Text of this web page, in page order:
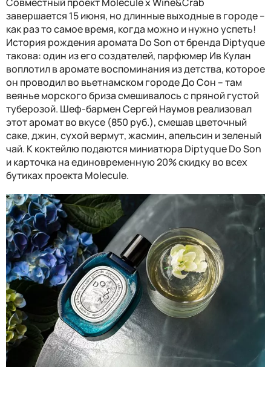
завершается 15 июня, но длинные выходные в городе –
как раз то самое время, когда можно и нужно успеть!
История рождения аромата Do Son от бренда Diptyque
такова: один из его создателей, парфюмер Ив Кулан
воплотил в аромате воспоминания из детства, которое
он проводил во вьетнамском городе До Сон – там
веянье морского бриза смешивалось с пряной густой
туберозой. Шеф-бармен Сергей Наумов реализовал
этот аромат во вкусе (850 руб.), смешав цветочный
саке, джин, сухой вермут, жасмин, апельсин и зеленый
чай. К коктейлю подаются миниатюра Diptyque Do Son
и карточка на единовременную 20% скидку во всех
бутиках проекта Molecule.